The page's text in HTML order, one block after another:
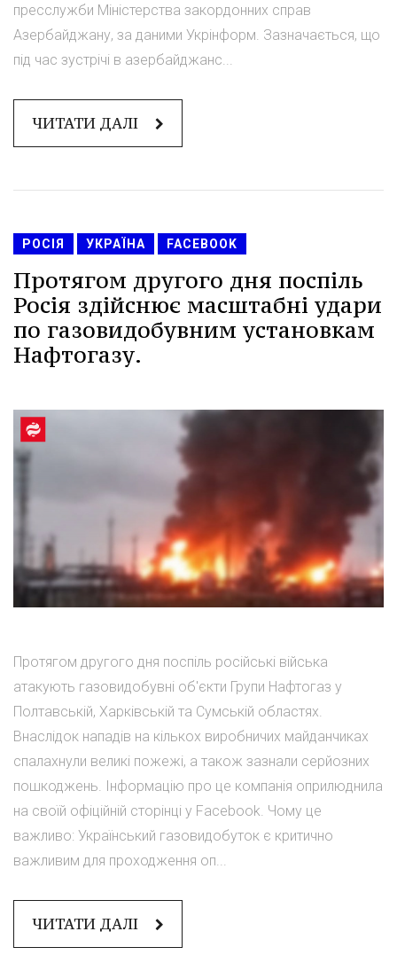
пресслужби Міністерства закордонних справ
Азербайджану, за даними Укрінформ. Зазначається, що
під час зустрічі в азербайджанс...
ЧИТАТИ ДАЛІ
РОСІЯ УКРАЇНА FACEBOOK
Протягом другого дня поспіль
Росія здійснює масштабні удари
по газовидобувним установкам
Нафтогазу.
Протягом другого дня поспіль російські війська
атакують газовидобувні об'єкти Групи Нафтогаз у
Полтавській, Харківській та Сумській областях.
Внаслідок нападів на кількох виробничих майданчиках
спалахнули великі пожежі, а також зазнали серйозних
пошкоджень. Інформацію про це компанія оприлюднила
на своїй офіційній сторінці у Facebook. Чому це
важливо: Український газовидобуток є критично
важливим для проходження оп...
ЧИТАТИ ДАЛІ